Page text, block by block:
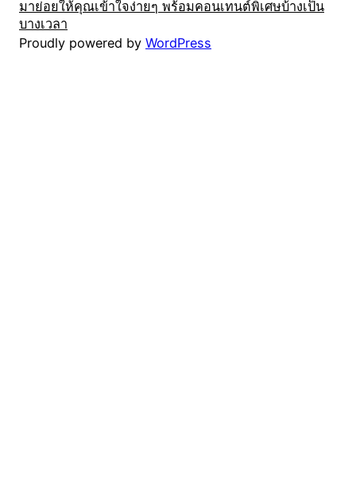
มาย่อยให้คุณเข้าใจง่ายๆ พร้อมคอนเทนต์พิเศษบ้างเป็น
บางเวลา
Proudly powered by WordPress